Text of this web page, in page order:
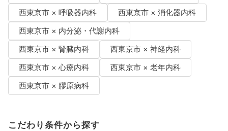
西東京市 × 呼吸器内科
西東京市 × 消化器内科
西東京市 × 内分泌・代謝内科
西東京市 × 腎臓内科
西東京市 × 神経内科
西東京市 × 心療内科
西東京市 × 老年内科
西東京市 × 膠原病科
こだわり条件から探す